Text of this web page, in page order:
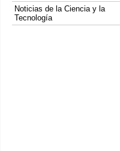
Noticias de la Ciencia y la
Tecnología